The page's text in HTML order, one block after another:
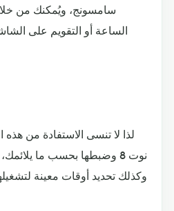
سامسونج، ويُمكنك من
الساعة أو التقويم على
لذا لا تنسى الاستفادة من
نوت 8 وضبطها بحسب ما
وكذلك تحديد أوقات معينة